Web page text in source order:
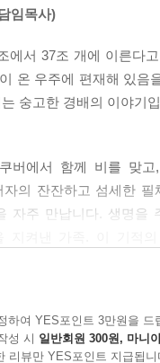
었지만, 우리는 아랑곳
에서
다. 그래서 부모의 세
기가 미숙아 자녀를 둔
이 우리에게 가르쳐 준 것
의 잘못도 아닙니다.
임목사)
에서 37조 개에 이른다
온 우주에 편재해 있
숭고한 경배의 이야기
버에서 함께 비를 맞
자의 잔잔하고 섬세한
자주 만납니다. 생명을
원장)
가 당연하게 여겨 온 가
삶의 경계에서도 포기
하여 YES포인트 3만원을 드
성 시 일반회원 300원, 마니
리뷰만 YES포인트 지급됩니